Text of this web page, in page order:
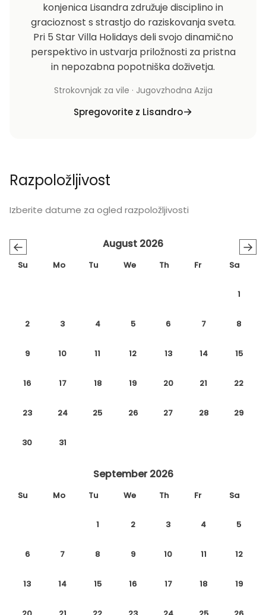
konjenica Lisandra združuje disciplino in
gracioznost s strastjo do raziskovanja sveta.
Pri 5 Star Villa Holidays deli svojo dinamično
perspektivo in ustvarja priložnosti za pristna
in nepozabna popotniška doživetja.
Strokovnjak za vile · Jugovzhodna Azija
Spregovorite z Lisandro
Razpoložljivost
Izberite datume za ogled razpoložljivosti
← →
August 2026
Su Mo Tu We Th Fr Sa
1
2 3 4 5 6 7 8
9 10 11 12 13 14 15
16 17 18 19 20 21 22
23 24 25 26 27 28 29
30 31
September 2026
Su Mo Tu We Th Fr Sa
1 2 3 4 5
6 7 8 9 10 11 12
13 14 15 16 17 18 19